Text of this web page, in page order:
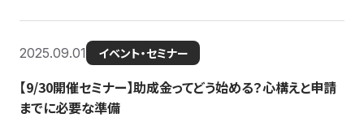
2025.09.01 イベント・セミナー
【9/30開催セミナー】助成金ってどう始める？心構えと申請
までに必要な準備